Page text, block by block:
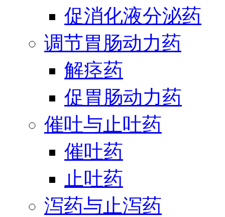
促消化液分泌药
调节胃肠动力药
解痉药
促胃肠动力药
催吐与止吐药
催吐药
止吐药
泻药与止泻药